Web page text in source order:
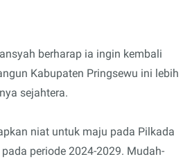
berharap ia ingin kembali
Kabupaten Pringsewu ini lebih
sejahtera.
niat untuk maju pada Pilkada
periode 2024-2029. Mudah-